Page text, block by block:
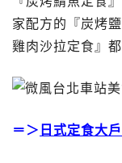
家配方的『炭烤
雞肉沙拉定食』
＝＞ 日式定食大